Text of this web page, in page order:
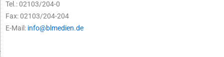
Tel.: 02103/204-0
Fax: 02103/204-204
E-Mail: info@blmedien.de